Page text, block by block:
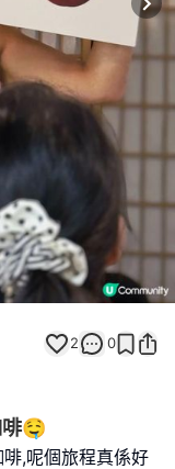
2 0
啡🤤
,呢個旅程真係好